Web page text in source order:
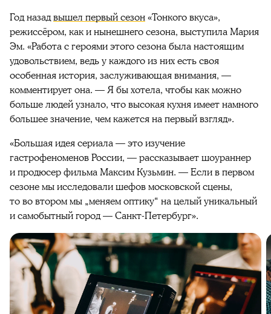
Год назадвышел первый сезон«Тонкого вкуса»,
режиссёром, как и нынешнего сезона, выступила Мария
Эм. «Работа с героями этого сезона была настоящим
удовольствием, ведь у каждого из них есть своя
особенная история, заслуживающая внимания, —
комментирует она. — Я бы хотела, чтобы как можно
больше людей узнало, что высокая кухня имеет намного
большее значение, чем кажется на первый взгляд».
«Большая идея сериала — это изучение
гастрофеноменов России, — рассказывает шоураннер
и продюсер фильма Максим Кузьмин. — Если в первом
сезоне мы исследовали шефов московской сцены,
то во втором мы „меняем оптику“ на целый уникальный
и самобытный город — Санкт-Петербург».